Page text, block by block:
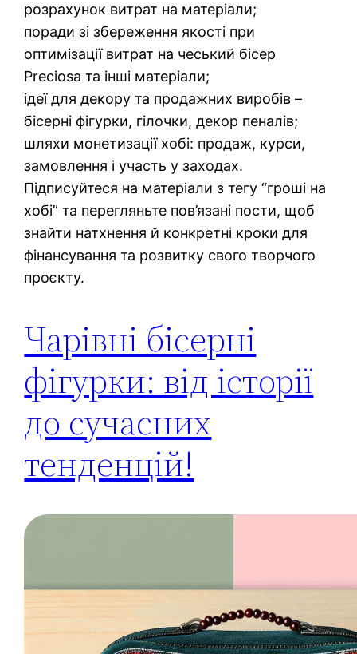
розрахунок витрат на матеріали;
поради зі збереження якості при
оптимізації витрат на чеський бісер
Preciosa та інші матеріали;
ідеї для декору та продажних виробів –
бісерні фігурки, гілочки, декор пеналів;
шляхи монетизації хобі: продаж, курси,
замовлення і участь у заходах.
Підписуйтеся на матеріали з тегу “гроші на
хобі” та перегляньте пов’язані пости, щоб
знайти натхнення й конкретні кроки для
фінансування та розвитку свого творчого
проєкту.
Чарівні бісерні
фігурки: від історії
до сучасних
тенденцій!